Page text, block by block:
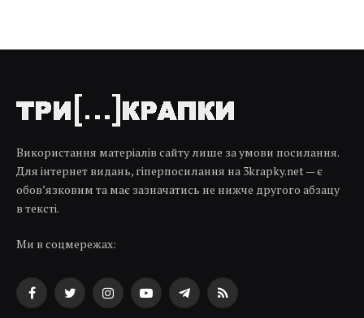
Використання матеріалів сайту лише за умови посилання.
Для інтернет видань, гіперпосилання на 3krapky.net — є
обов’язковим та має зазначатись не нижче другого абзацу
в тексті.
Ми в соцмережах:
FacebookTwitterInstagramYouTubeTelegramRSS